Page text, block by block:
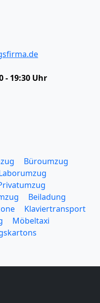
- 19:30 Uhr
Büroumzug
Beiladung
Klaviertransport
Möbeltaxi